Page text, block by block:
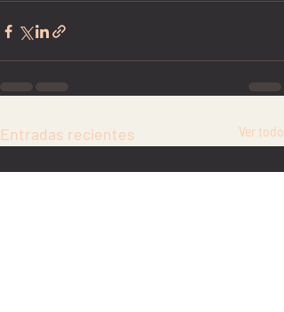
Entradas recientes Ver todo